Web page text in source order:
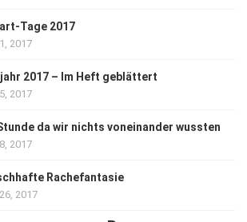
Tage 2017
2017
2017 – Im Heft geblättert
2017
da wir nichts voneinander wussten
2017
Rachefantasie
2017